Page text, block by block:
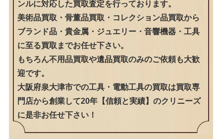
ンルに対応した買取査定を行っております。
美術品買取・骨董品買取・コレクション品買取から
ブランド品・貴金属・ジュエリー・音響機器・工具
に至る買取までお任せ下さい。
もちろん不用品買取や遺品買取のみのご依頼も大歓
迎です。
大阪府泉大津市での工具・電動工具の買取は買取専
門店から創業して20年【信頼と実績】のクリニーズ
に是非お任せ下さい！